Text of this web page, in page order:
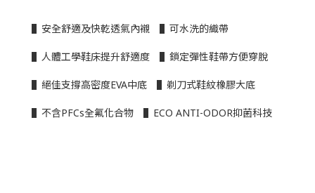
▌安全舒適及快乾透氣內襯 ▌可水洗的織帶
▌人體工學鞋床提升舒適度 ▌鎖定彈性鞋帶方便穿脫
▌絕佳支撐高密度EVA中底 ▌剃刀式鞋紋橡膠大底
▌不含PFCs全氟化合物 ▌ECO ANTI-ODOR抑菌科技